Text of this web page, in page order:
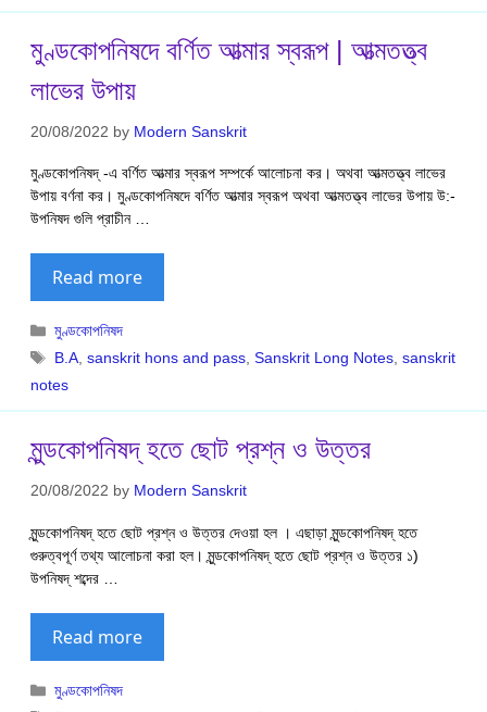
মুণ্ডকোপনিষদে বর্ণিত আত্মার স্বরূপ | আত্মতত্ত্ব
লাভের উপায়
20/08/2022 by Modern Sanskrit
মুণ্ডকোপনিষদ্ -এ বর্ণিত আত্মার স্বরূপ সম্পর্কে আলোচনা কর। অথবা আত্মতত্ত্ব লাভের
উপায় বর্ণনা কর। মুণ্ডকোপনিষদে বর্ণিত আত্মার স্বরূপ অথবা আত্মতত্ত্ব লাভের উপায় উ:-
উপনিষদ গুলি প্রাচীন …
Read more
Categories
মুণ্ডকোপনিষদ
Tags
B.A,sanskrit hons and pass,Sanskrit Long Notes,sanskrit
notes
মুন্ডকোপনিষদ্ হতে ছোট প্রশ্ন ও উত্তর
20/08/2022 by Modern Sanskrit
মুন্ডকোপনিষদ্ হতে ছোট প্রশ্ন ও উত্তর দেওয়া হল । এছাড়া মুন্ডকোপনিষদ্ হতে
গুরুত্বপূর্ণ তথ্য আলোচনা করা হল। মুন্ডকোপনিষদ্ হতে ছোট প্রশ্ন ও উত্তর ১)
উপনিষদ্ শব্দের …
Read more
Categories
মুণ্ডকোপনিষদ